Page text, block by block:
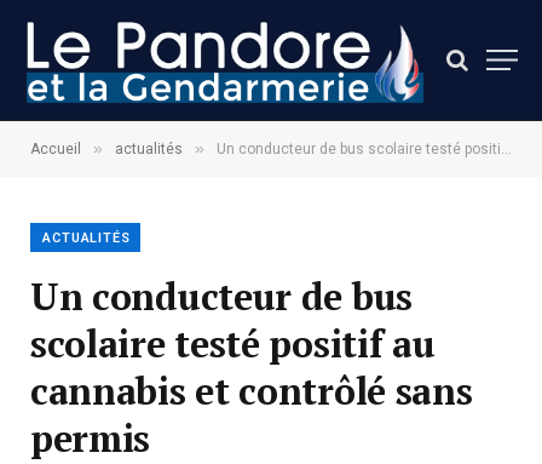
Accueil » actualités » Un conducteur de bus scolaire testé positif au cannabis et contrôlé sans permis
ACTUALITÉS
Un conducteur de bus
scolaire testé positif au
cannabis et contrôlé sans
permis